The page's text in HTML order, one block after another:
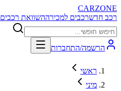
CARZONE
רכב חדשרכבים למכירההשוואת רכבים
הרשמה/התחברות
ראשי
מיני